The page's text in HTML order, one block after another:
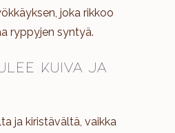
joka rikkoo
ryppyjen syntyä.
kuiva ja
ja kiristävältä, vaikka